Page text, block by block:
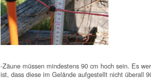
-Zäune müssen mindestens 90 cm hoch sein. Es
ist, dass diese im Gelände aufgestellt nicht überall